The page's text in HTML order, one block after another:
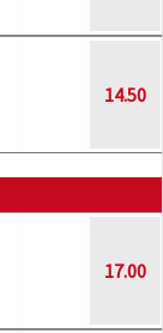
14.50
17.00